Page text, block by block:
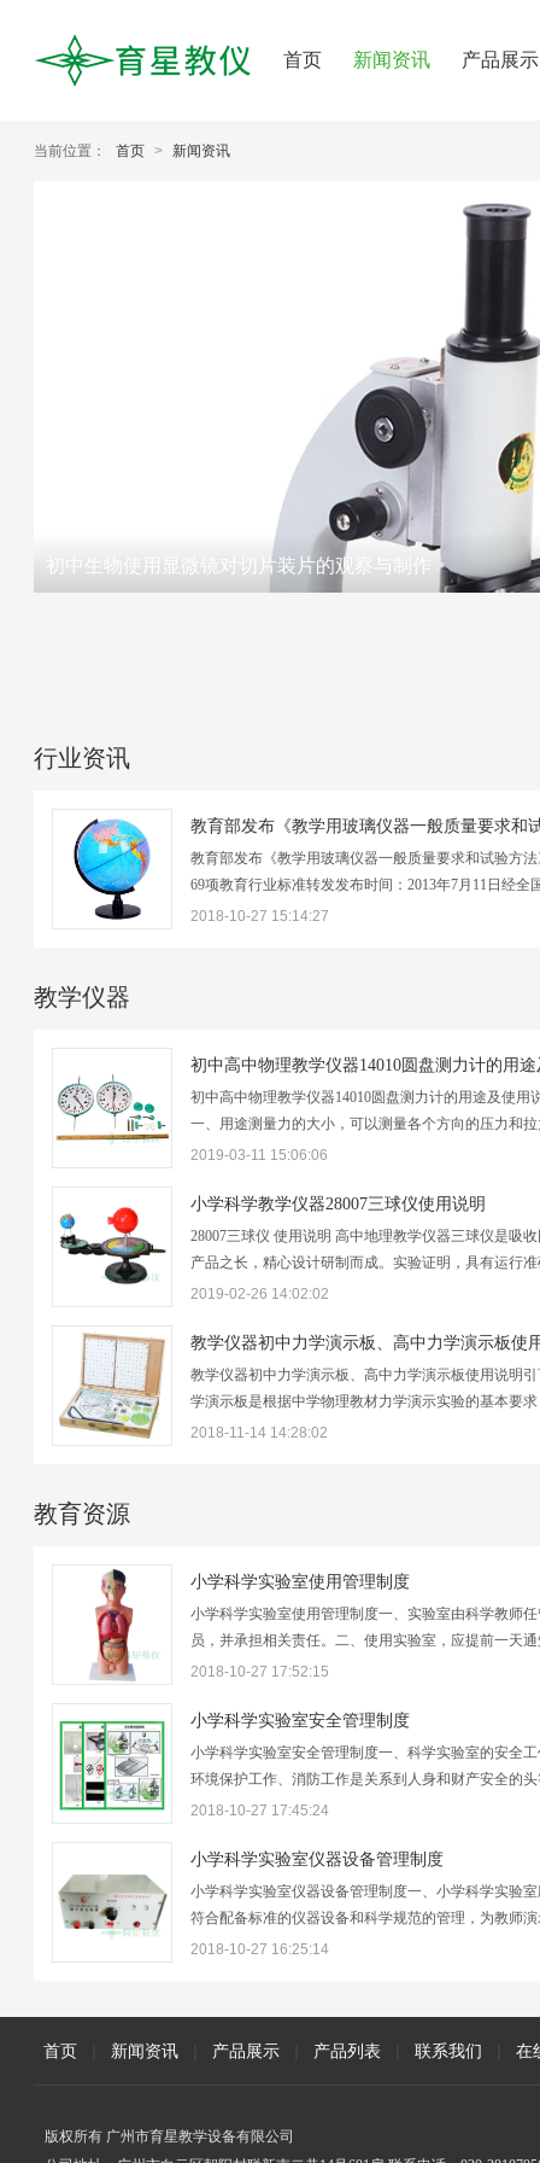
首页 新闻资讯 产品展示
当前位置： 首页 > 新闻资讯
初中生物使用显微镜对切片装片的观察与制作
行业资讯
教育部发布《教学用玻璃仪器一般质量要求和试验方法
69项教育行业标准转发发布时间：2013年7月11日经全
学仪器标准化技术委员会审查通过，发布以下69项教
2018-10-27 15:14:27
教学仪器
初中高中物理教学仪器14010圆盘测力计的用途及使用
一、用途测量力的大小，可以测量各个方向的压力和拉
供各种力学实验用。二、构造①上滑杆 ②予力调正套
⑨联销轴 ⑩圆盘 ⑪垫板 ⑫支撑板本仪器为齿…
2019-03-11 15:06:06
小学科学教学仪器28007三球仪使用说明
28007三球仪 使用说明 高中地理教学仪器三球仪是吸
产品之长，精心设计研制而成。实验证明，具有运行
定，操作简便灵活，结构美观新颖，牢固经久耐用之
直观教学仪器，它能模拟日、地、月三者在宇宙…
2019-02-26 14:02:02
教学仪器初中力学演示板、高中力学演示板使用说明引
学演示板是根据中学物理教材力学演示实验的基本要求
取了线路实验板的特点和长处，具有一物多用，装拆
2018-11-14 14:28:02
教育资源
小学科学实验室使用管理制度
小学科学实验室使用管理制度一、实验室由科学教师任
员，并承担相关责任。二、使用实验室，应提前一天
理员，以便做好准备。三、进入实验室，应有良好的
本组仪器，物品是否齐全完好，如有问题，由实验…
2018-10-27 17:52:15
小学科学实验室安全管理制度
小学科学实验室安全管理制度一、科学实验室的安全工
环境保护工作、消防工作是关系到人身和财产安全的头
事，要经常对教职工和学生进行安全知识的教育，坚持
验室安全技术管理工作执行情况进行检查。…
2018-10-27 17:45:24
小学科学实验室仪器设备管理制度
小学科学实验室仪器设备管理制度一、小学科学实验室
符合配备标准的仪器设备和科学规范的管理，为教师演
验、学生分组实验以及课外科技活动的开展，提供有
2018-10-27 16:25:14
首页 新闻资讯 产品展示 产品列表 联系我们 在
版权所有 广州市育星教学设备有限公司